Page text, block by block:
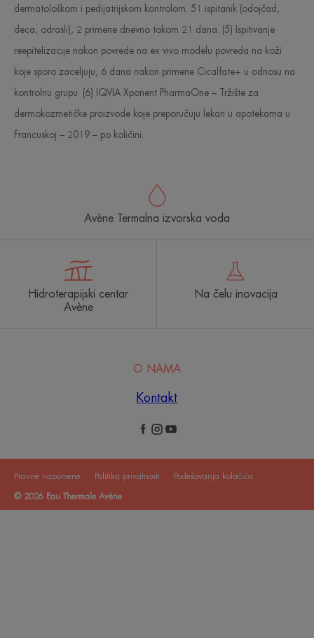
dermatološkom i pedijatrijskom kontrolom. 51 ispitanik (odojčad,
deca, odrasli), 2 primene dnevno tokom 21 dana. (5) Ispitivanje
reepitelizacije nakon povrede na ex vivo modelu povreda na koži
koje sporo zaceljuju, 6 dana nakon primene Cicalfate+ u odnosu na
kontrolnu grupu. (6) IQVIA Xponent PharmaOne – Tržište za
dermokozmetičke proizvode koje preporučuju lekari u apotekama u
Francuskoj – 2019 – po količini.
Avène Termalna izvorska voda
Hidroterapijski centar
Avène
Na čelu inovacija
O NAMA
Kontakt
Pravne napomene Politika privatnosti Podešavanja kolačića
© 2026 Eau Thermale Avène